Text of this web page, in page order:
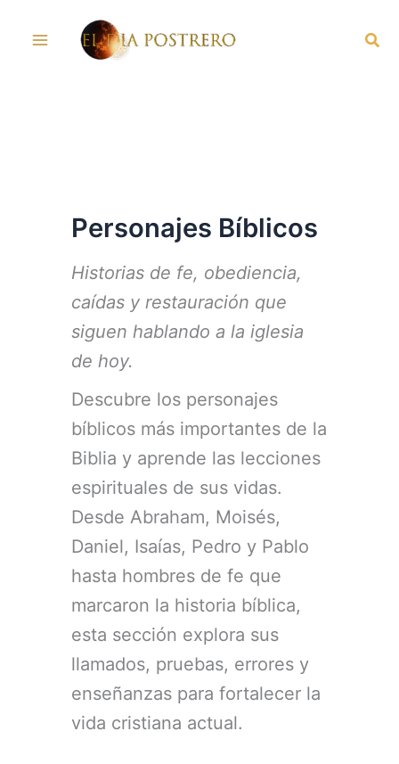
Personajes Bíblicos
Historias de fe, obediencia,
caídas y restauración que
siguen hablando a la iglesia
de hoy.
Descubre los personajes
bíblicos más importantes de la
Biblia y aprende las lecciones
espirituales de sus vidas.
Desde Abraham, Moisés,
Daniel, Isaías, Pedro y Pablo
hasta hombres de fe que
marcaron la historia bíblica,
esta sección explora sus
llamados, pruebas, errores y
enseñanzas para fortalecer la
vida cristiana actual.